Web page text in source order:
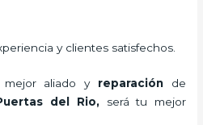
y clientes satisfechos.
aliado y reparación de
del Rio, será tu mejor